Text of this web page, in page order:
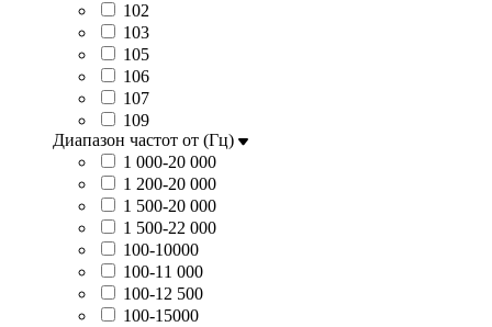
102
103
105
106
107
109
Диапазон частот от (Гц)
1 000-20 000
1 200-20 000
1 500-20 000
1 500-22 000
100-10000
100-11 000
100-12 500
100-15000